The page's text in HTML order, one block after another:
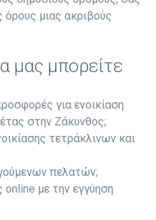
όρους μιας ακριβούς
μας μπορείτε
για ενοικίαση
στην Ζάκυνθος;
τετράκλινων και
πελατών;
με την εγγύηση